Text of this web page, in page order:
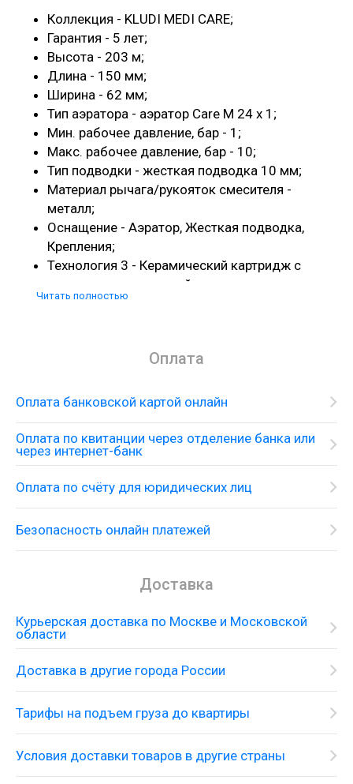
Коллекция - KLUDI MEDI CARE;
Гарантия - 5 лет;
Высота - 203 м;
Длина - 150 мм;
Ширина - 62 мм;
Тип аэратора - аэратор Care M 24 x 1;
Мин. рабочее давление, бар - 1;
Макс. рабочее давление, бар - 10;
Тип подводки - жесткая подводка 10 мм;
Материал рычага/рукояток смесителя -
металл;
Оснащение - Аэратор, Жесткая подводка,
Крепления;
Технология 3 - Керамический картридж с
ограничителем горячей воды;
Расход воды, л/мин - 7;
Монтаж - на раковину;
Длина упаковки - 680 мм;
Вес нетто - 2.677 кг;
Регулировка душевой системы по
Читать полностью
Оплата
Оплата банковской картой онлайн
Оплата по квитанции через отделение банка или
через интернет-банк
Оплата по счёту для юридических лиц
Безопасность онлайн платежей
Доставка
Курьерская доставка по Москве и Московской
области
Доставка в другие города России
Тарифы на подъем груза до квартиры
Условия доставки товаров в другие страны